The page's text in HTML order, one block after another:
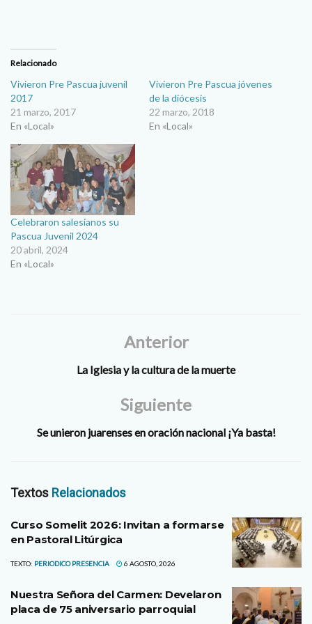
Relacionado
Vivieron Pre Pascua juvenil
2017
21 marzo, 2017
En «Local»
Vivieron Pre Pascua jóvenes
de la diócesis
22 marzo, 2018
En «Local»
Celebraron salesianos su
Pascua Juvenil 2024
20 abril, 2024
En «Local»
Anterior
La Iglesia y la cultura de la muerte
Siguiente
Se unieron juarenses en oración nacional ¡Ya basta!
Textos Relacionados
Curso Somelit 2026: Invitan a formarse
en Pastoral Litúrgica
TEXTO: PERIODICO PRESENCIA 6 AGOSTO, 2026
Nuestra Señora del Carmen: Develaron
placa de 75 aniversario parroquial